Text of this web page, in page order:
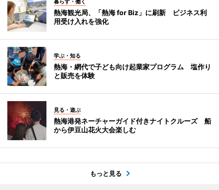
熱海観光局、「熱海 for Biz」に刷新 ビジネス利
用受け入れを強化
学ぶ・知る
熱海・網代で子ども向け起業家プログラム 塩作り
と販売を体験
見る・遊ぶ
熱海港発ネーチャーガイド付きナイトクルーズ 船
から伊豆山花火大会楽しむ
もっと見る